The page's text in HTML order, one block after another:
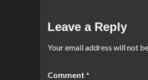
Leave a Reply
Your email address will not
Comment *